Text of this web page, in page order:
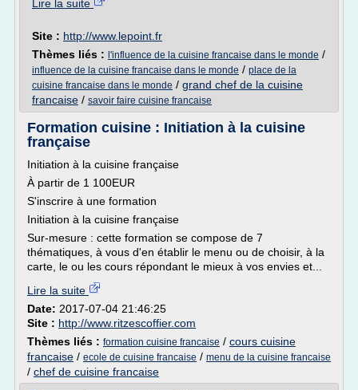
Lire la suite
Site : http://www.lepoint.fr
Thèmes liés : l'influence de la cuisine francaise dans le monde /
influence de la cuisine francaise dans le monde / place de la
cuisine francaise dans le monde / grand chef de la cuisine
francaise / savoir faire cuisine francaise
Formation cuisine : Initiation à la cuisine
française
Initiation à la cuisine française
À partir de 1 100EUR
S'inscrire à une formation
Initiation à la cuisine française
Sur-mesure : cette formation se compose de 7
thématiques, à vous d'en établir le menu ou de choisir, à la
carte, le ou les cours répondant le mieux à vos envies et...
Lire la suite
Date: 2017-07-04 21:46:25
Site : http://www.ritzescoffier.com
Thèmes liés : formation cuisine francaise / cours cuisine
francaise / ecole de cuisine francaise / menu de la cuisine francaise
/ chef de cuisine francaise